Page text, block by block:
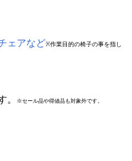
ェアなど※作業目的の椅子の事を指し
。 ※セール品や得値品も対象外です。